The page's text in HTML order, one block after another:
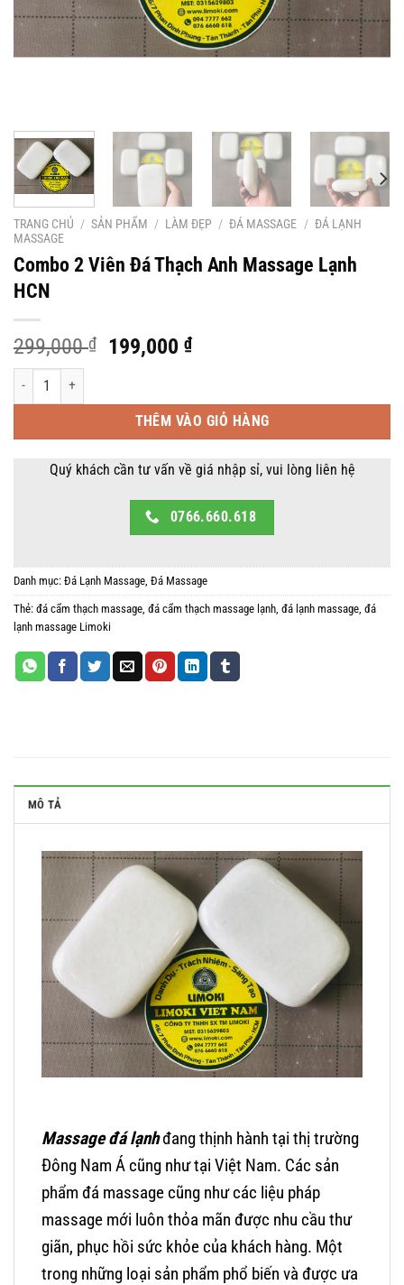
TRANG CHỦ / SẢN PHẨM / LÀM ĐẸP / ĐÁ MASSAGE / ĐÁ LẠNH
MASSAGE
Combo 2 Viên Đá Thạch Anh Massage Lạnh
HCN
299,000₫
Giá
299,000 ₫.
199,000₫Giá
là:
199,000 ₫.
Combo 2 Viên Đá Thạch Anh Massage Lạnh HCN số lượng
THÊM VÀO GIỎ HÀNG
Quý khách cần tư vấn về giá nhập sỉ, vui lòng liên hệ
0766.660.618
Danh mục: Đá Lạnh Massage Đá Massage
Thẻ: đá cẩm thạch massage đá cẩm thạch massage lạnh đá lạnh massage đá
lạnh massage Limoki
MÔ TẢ
Massage đá lạnhđang thịnh hành tại thị trường
Đông Nam Á cũng như tại Việt Nam. Các sản
phẩm đá massage cũng như các liệu pháp
massage mới luôn thỏa mãn được nhu cầu thư
giãn, phục hồi sức khỏe của khách hàng. Một
trong những loại sản phẩm phổ biến và được ưa